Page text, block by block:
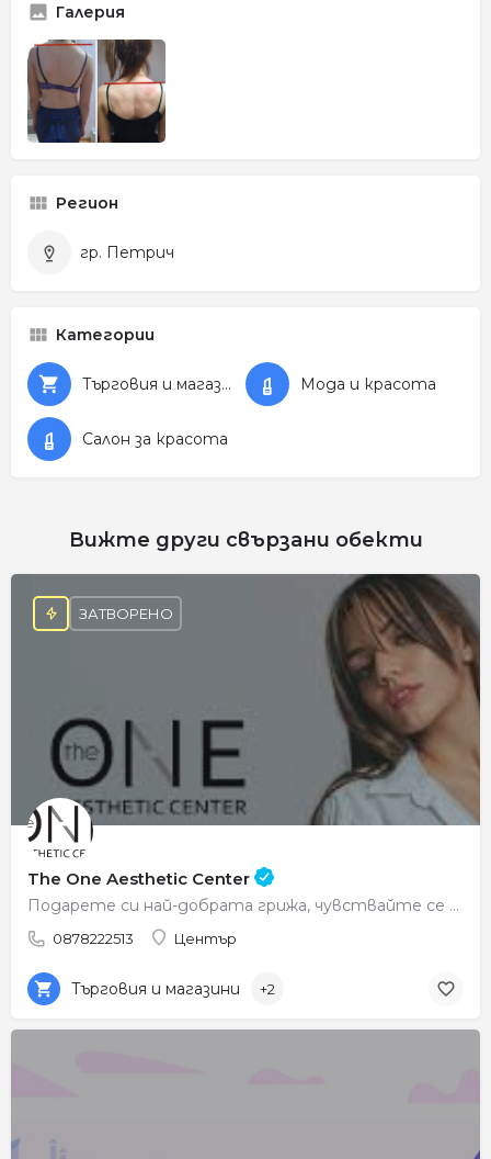
Галерия
Регион
гр. Петрич
Категории
Търговия и магазини Мода и красота
Салон за красота
Вижте други свързани обекти
The One Aesthetic Center
Подарете си най-добрата грижа, чувствайте се красиви всеки ден.
0878222513 Център
ЗАТВОРЕНО
Търговия и магазини +2